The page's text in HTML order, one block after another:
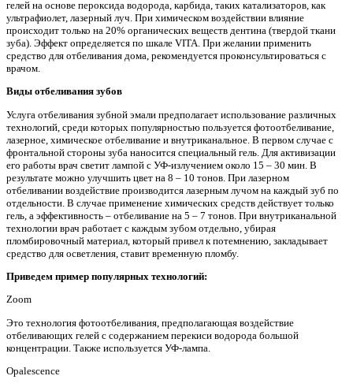
гелей на основе пероксида водорода, карбида, таких катализаторов, как
ультрафиолет, лазерный луч. При химическом воздействии влияние
происходит только на 20% органических веществ дентина (твердой ткани
зуба). Эффект определяется по шкале VITA. При желании применить
средство для отбеливания дома, рекомендуется проконсультироваться с
врачом.
Виды отбеливания зубов
Услуга отбеливания зубной эмали предполагает использование различных
технологий, среди которых популярностью пользуется фотоотбеливание,
лазерное, химическое отбеливание и внутриканальное. В первом случае с
фронтальной стороны зуба наносится специальный гель. Для активизации
его работы врач светит лампой с УФ-излучением около 15 – 30 мин. В
результате можно улучшить цвет на 8 – 10 тонов. При лазерном
отбеливании воздействие производится лазерным лучом на каждый зуб по
отдельности. В случае применение химических средств действует только
гель, а эффективность – отбеливание на 5 – 7 тонов. При внутриканальной
технологии врач работает с каждым зубом отдельно, убирая
пломбировочный материал, который привел к потемнению, закладывает
средство для осветления, ставит временную пломбу.
Приведем пример популярных технологий:
Zoom
Это технология фотоотбеливания, предполагающая воздействие
отбеливающих гелей с содержанием перекиси водорода большой
концентрации. Также используется УФ-лампа.
Opalescence